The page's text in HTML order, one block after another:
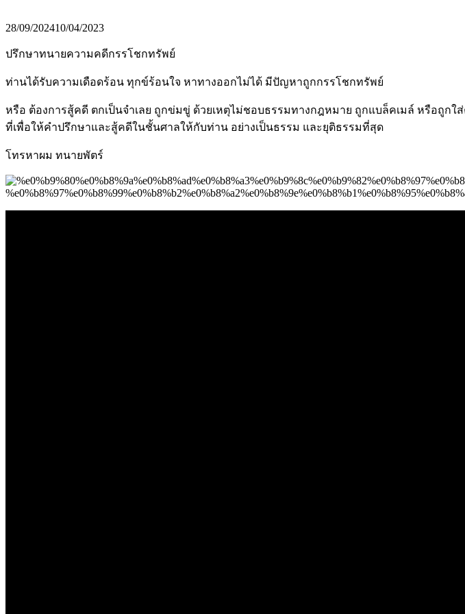
28/09/202410/04/2023
ปรึกษาทนายความคดีกรรโชกทรัพย์
ท่านได้รับความเดือดร้อน ทุกข์ร้อนใจ หาทางออกไม่ได้ มีปัญหาถูกกรรโชกทรัพย์
หรือ ต้องการสู้คดี ตกเป็นจำเลย ถูกข่มขู่ ด้วยเหตุไม่ชอบธรรมทางกฎหมาย ถูกแบล็คเมล์ หรือถูก
ที่เพื่อให้คำปรึกษาและสู้คดีในชั้นศาลให้กับท่าน อย่างเป็นธรรม และยุติธรรมที่สุด
โทรหาผม ทนายพัตร์